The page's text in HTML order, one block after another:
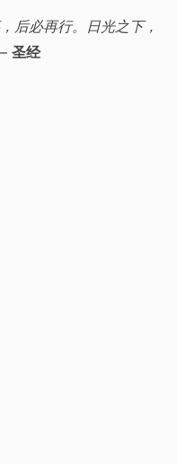
后必再行。日光之下，
圣经